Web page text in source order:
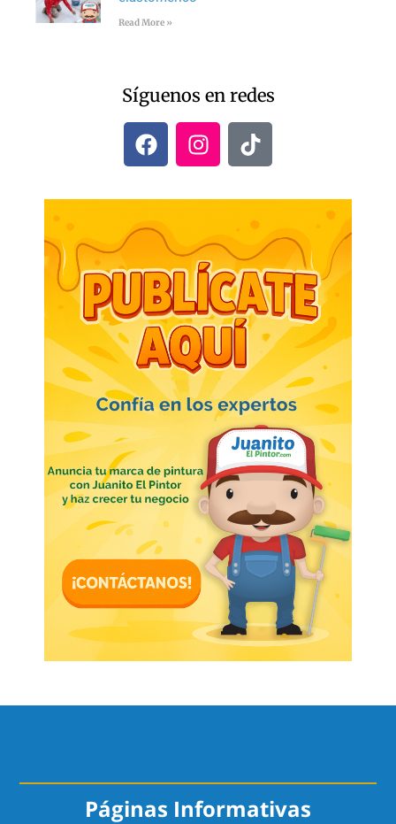
Read More »
Síguenos en redes
Páginas Informativas